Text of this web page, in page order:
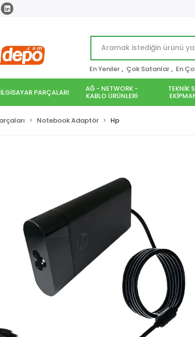
En Yeniler , Çok Satanlar , En
PARÇALARI AĞ - NETWORK -
KABLO ÜRÜNLERİ
TEKNİK
Notebook Adaptör Hp